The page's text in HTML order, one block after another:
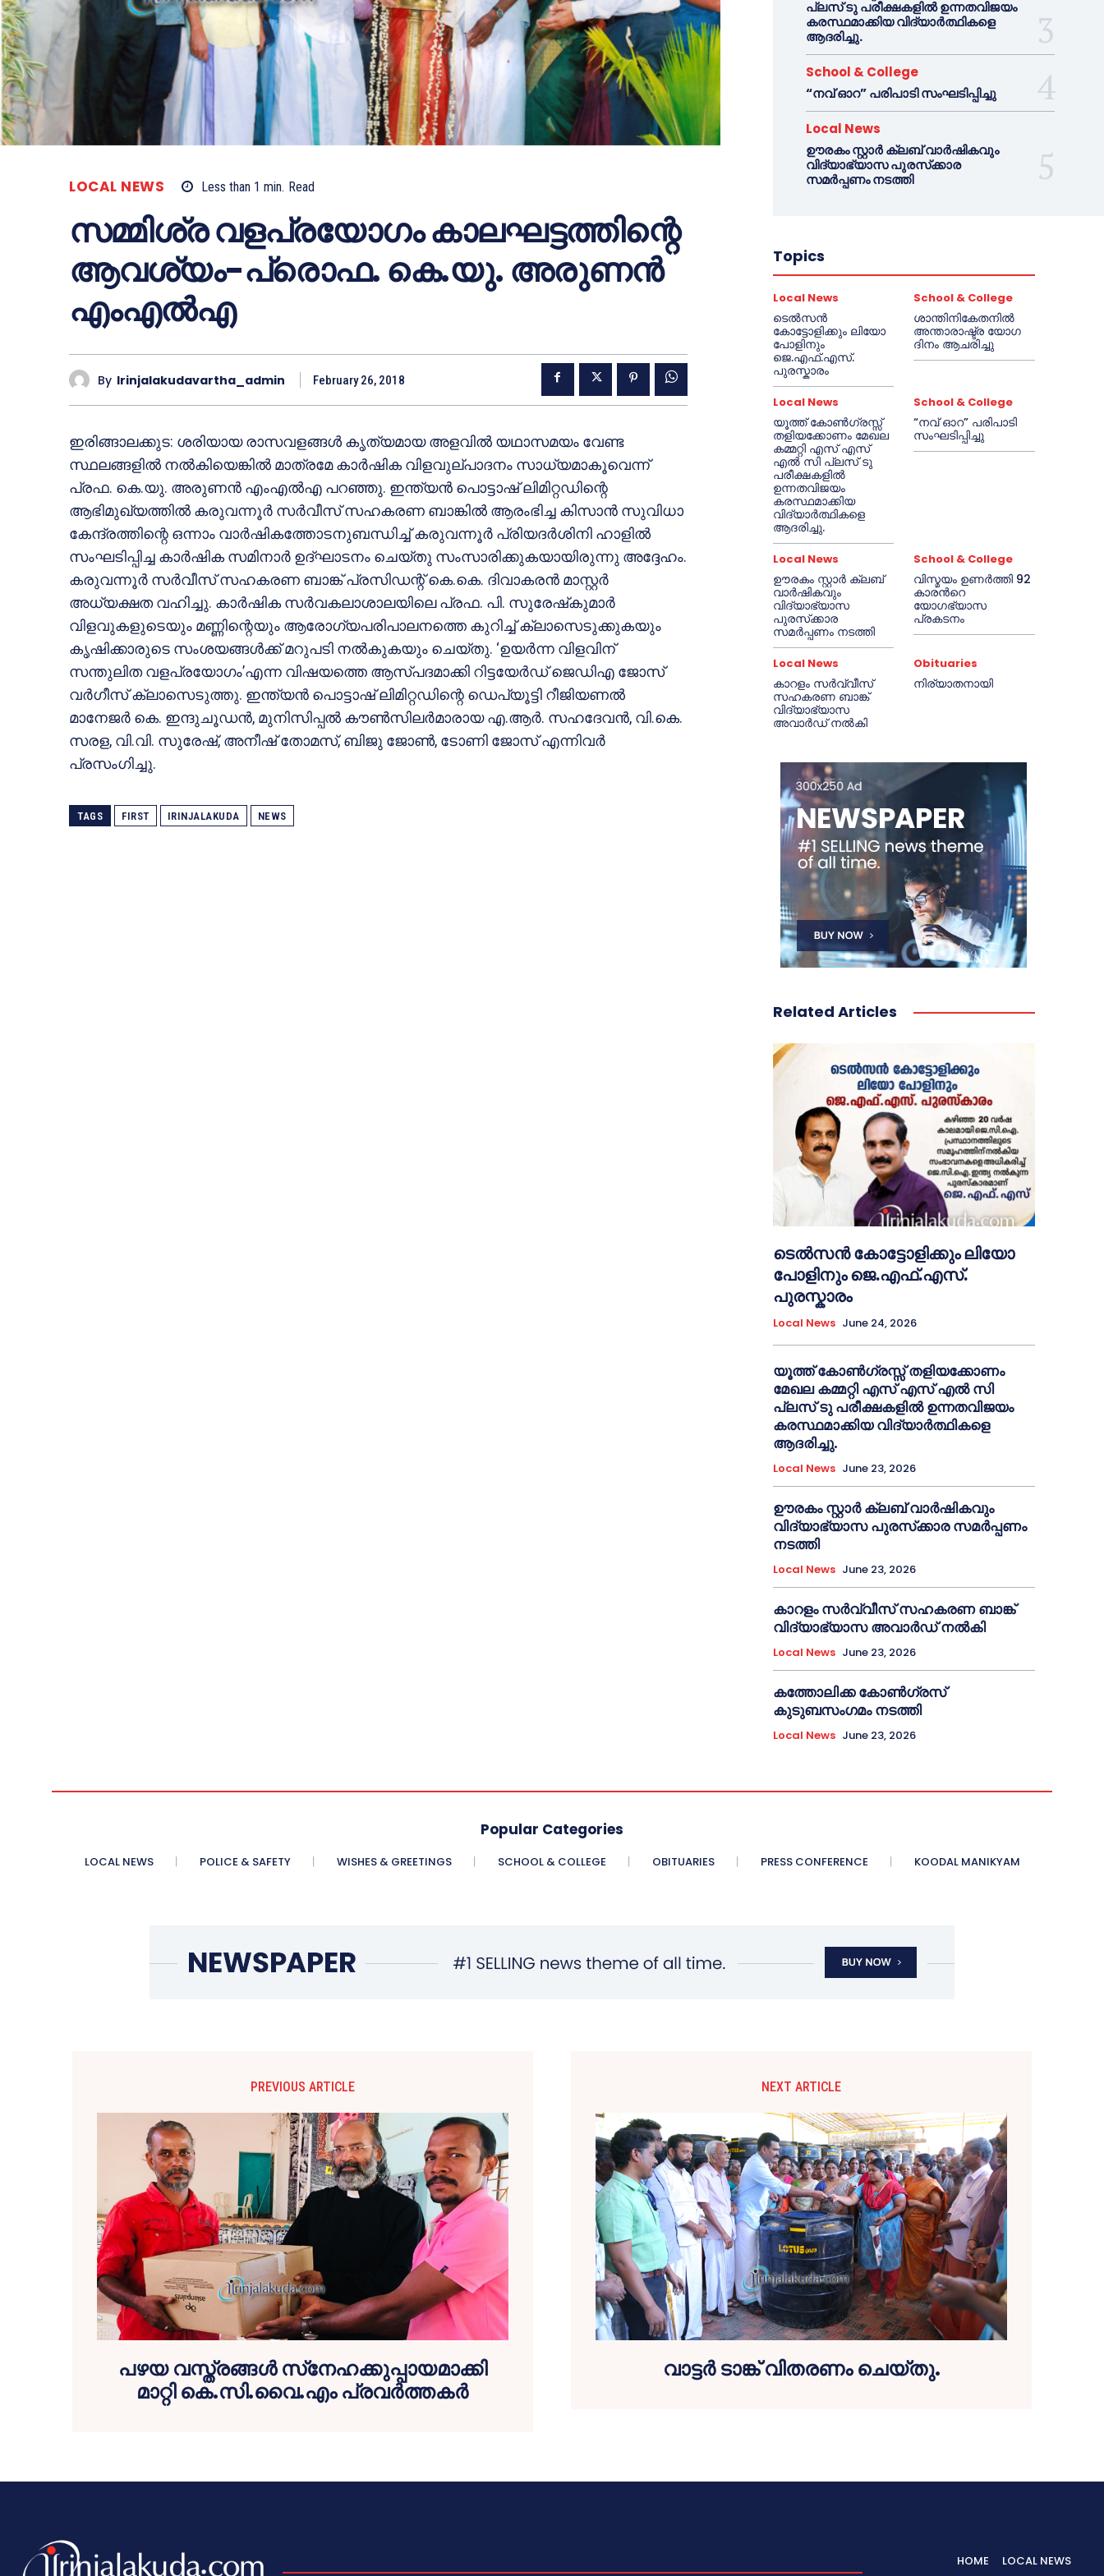
LOCAL NEWS Less than 1 min. Read
സമ്മിശ്ര വളപ്രയോഗം കാലഘട്ടത്തിന്റെ
ആവശ്യം-പ്രൊഫ. കെ.യു. അരുണന്‍
എംഎല്‍എ
By Irinjalakudavartha_admin February 26, 2018
ഇരിങ്ങാലക്കുട: ശരിയായ രാസവളങ്ങള്‍ കൃത്യമായ അളവില്‍ യഥാസമയം വേണ്ട
സ്ഥലങ്ങളില്‍ നല്‍കിയെങ്കില്‍ മാത്രമേ കാര്‍ഷിക വിളവുല്പാദനം സാധ്യമാകൂവെന്ന്
പ്രഫ. കെ.യു. അരുണന്‍ എംഎല്‍എ പറഞ്ഞു. ഇന്ത്യന്‍ പൊട്ടാഷ് ലിമിറ്റഡിന്റെ
ആഭിമുഖ്യത്തില്‍ കരുവന്നൂര്‍ സര്‍വീസ് സഹകരണ ബാങ്കില്‍ ആരംഭിച്ച കിസാന്‍ സുവിധാ
കേന്ദ്രത്തിന്റെ ഒന്നാം വാര്‍ഷികത്തോടനുബന്ധിച്ച് കരുവന്നൂര്‍ പ്രിയദര്‍ശിനി ഹാളില്‍
സംഘടിപ്പിച്ച കാര്‍ഷിക സമിനാര്‍ ഉദ്ഘാടനം ചെയ്തു സംസാരിക്കുകയായിരുന്നു അദ്ദേഹം.
കരുവന്നൂര്‍ സര്‍വീസ് സഹകരണ ബാങ്ക് പ്രസിഡന്റ് കെ.കെ. ദിവാകരന്‍ മാസ്റ്റര്‍
അധ്യക്ഷത വഹിച്ചു. കാര്‍ഷിക സര്‍വകലാശാലയിലെ പ്രഫ. പി. സുരേഷ്‌കുമാര്‍
വിളവുകളുടെയും മണ്ണിന്റെയും ആരോഗ്യപരിപാലനത്തെ കുറിച്ച് ക്ലാസെടുക്കുകയും
കൃഷിക്കാരുടെ സംശയങ്ങള്‍ക്ക് മറുപടി നല്‍കുകയും ചെയ്തു. ‘ഉയര്‍ന്ന വിളവിന്
സന്തുലിത വളപ്രയോഗം’എന്ന വിഷയത്തെ ആസ്പദമാക്കി റിട്ടയേര്‍ഡ് ജെഡിഎ ജോസ്
വര്‍ഗീസ് ക്ലാസെടുത്തു. ഇന്ത്യന്‍ പൊട്ടാഷ് ലിമിറ്റഡിന്റെ ഡെപ്യൂട്ടി റീജിയണല്‍
മാനേജര്‍ കെ. ഇന്ദുചൂഡന്‍, മുനിസിപ്പല്‍ കൗണ്‍സിലര്‍മാരായ എ.ആര്‍. സഹദേവന്‍, വി.കെ.
സരള, വി.വി. സുരേഷ്, അനീഷ് തോമസ്, ബിജു ജോണ്‍, ടോണി ജോസ് എന്നിവര്‍
പ്രസംഗിച്ചു.
TAGS FIRST IRINJALAKUDA NEWS
പ്ലസ് ടു പരീക്ഷകളിൽ ഉന്നതവിജയം
കരസ്ഥമാക്കിയ വിദ്യാർത്ഥികളെ
ആദരിച്ചു.
School & College
“നവ് ഓറ” പരിപാടി സംഘടിപ്പിച്ചു
Local News
ഊരകം സ്റ്റാർ ക്ലബ് വാർഷികവും
വിദ്യാഭ്യാസ പുരസ്‌ക്കാര
സമർപ്പണം നടത്തി
Topics
Local News
ടെൽസൻ
കോട്ടോളിക്കും ലിയോ
പോളിനും
ജെ.എഫ്.എസ്.
പുരസ്കാരം
School & College
ശാന്തിനികേതനിൽ
അന്താരാഷ്ട്ര യോഗ
ദിനം ആചരിച്ചു
Local News
യൂത്ത് കോൺഗ്രസ്സ്
തളിയക്കോണം മേഖല
കമ്മറ്റി എസ് എസ്
എൽ സി പ്ലസ് ടു
പരീക്ഷകളിൽ
ഉന്നതവിജയം
കരസ്ഥമാക്കിയ
വിദ്യാർത്ഥികളെ
ആദരിച്ചു.
School & College
“നവ് ഓറ” പരിപാടി
സംഘടിപ്പിച്ചു
Local News
ഊരകം സ്റ്റാർ ക്ലബ്
വാർഷികവും
വിദ്യാഭ്യാസ
പുരസ്‌ക്കാര
സമർപ്പണം നടത്തി
School & College
വിസ്മയം ഉണർത്തി 92
കാരൻറെ
യോഗഭ്യാസ
പ്രകടനം
Local News
കാറളം സർവ്വീസ്
സഹകരണ ബാങ്ക്
വിദ്യാഭ്യാസ
അവാർഡ് നൽകി
Obituaries
നിര്യാതനായി
Related Articles
ടെൽസൻ കോട്ടോളിക്കും ലിയോ
പോളിനും ജെ.എഫ്.എസ്.
പുരസ്കാരം
Local News June 24, 2026
യൂത്ത് കോൺഗ്രസ്സ് തളിയക്കോണം
മേഖല കമ്മറ്റി എസ് എസ് എൽ സി
പ്ലസ് ടു പരീക്ഷകളിൽ ഉന്നതവിജയം
കരസ്ഥമാക്കിയ വിദ്യാർത്ഥികളെ
ആദരിച്ചു.
Local News June 23, 2026
ഊരകം സ്റ്റാർ ക്ലബ് വാർഷികവും
വിദ്യാഭ്യാസ പുരസ്‌ക്കാര സമർപ്പണം
നടത്തി
Local News June 23, 2026
കാറളം സർവ്വീസ് സഹകരണ ബാങ്ക്
വിദ്യാഭ്യാസ അവാർഡ് നൽകി
Local News June 23, 2026
കത്തോലിക്ക കോൺഗ്രസ്
കുടുബസംഗമം നടത്തി
Local News June 23, 2026
Popular Categories
LOCAL NEWS POLICE & SAFETY WISHES & GREETINGS SCHOOL & COLLEGE OBITUARIES PRESS CONFERENCE KOODAL MANIKYAM
PREVIOUS ARTICLE
പഴയ വസ്ത്രങ്ങള്‍ സ്‌നേഹക്കുപ്പായമാക്കി
മാറ്റി കെ.സി.വൈ.എം പ്രവര്‍ത്തകര്‍
NEXT ARTICLE
വാട്ടര്‍ ടാങ്ക് വിതരണം ചെയ്തു.
HOME
LOCAL NEWS